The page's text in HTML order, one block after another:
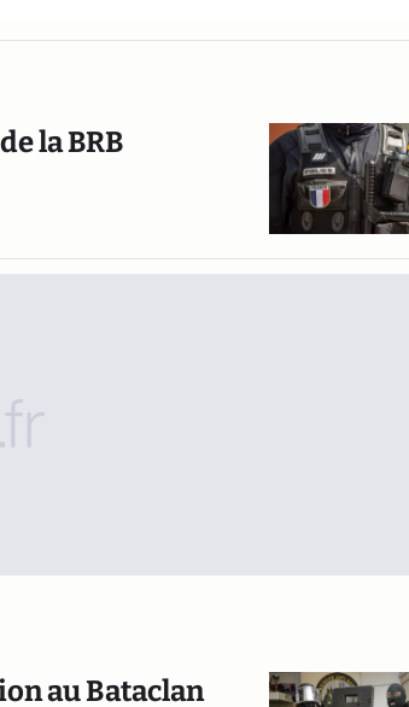
la BRB
au Bataclan